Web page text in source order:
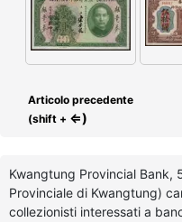
Articolo precedente
(shift + ⇐)
Kwangtung Provincial Bank,
Provinciale di Kwangtung)
collezionisti interessati a